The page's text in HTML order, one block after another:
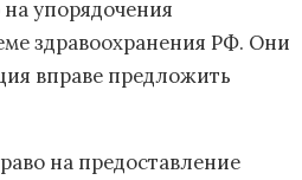
упорядочения
здравоохранения РФ. Они
вправе предложить
на предоставление